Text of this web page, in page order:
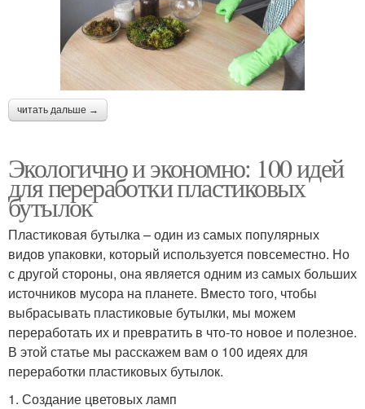
читать дальше →
Экологично и экономно: 100 идей
для переработки пластиковых
бутылок
Пластиковая бутылка – один из самых популярных
видов упаковки, который используется повсеместно. Но
с другой стороны, она является одним из самых больших
источников мусора на планете. Вместо того, чтобы
выбрасывать пластиковые бутылки, мы можем
переработать их и превратить в что-то новое и полезное.
В этой статье мы расскажем вам о 100 идеях для
переработки пластиковых бутылок.
1. Создание цветовых ламп